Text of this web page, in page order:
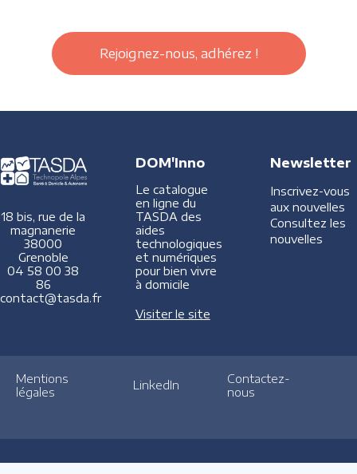
Rejoignez-nous, adhérez !
18 bis, rue de la
magnanerie
38000
Grenoble
04 58 00 38
86
contact@tasda.fr
DOM'Inno
Le catalogue
en ligne du
TASDA des
aides
technologiques
et numériques
pour bien vivre
à domicile
Visiter le site
Newsletter
Inscrivez-vous
aux nouvelles
Consultez les
nouvelles
Mentions
légales
LinkedIn
Contactez-
nous